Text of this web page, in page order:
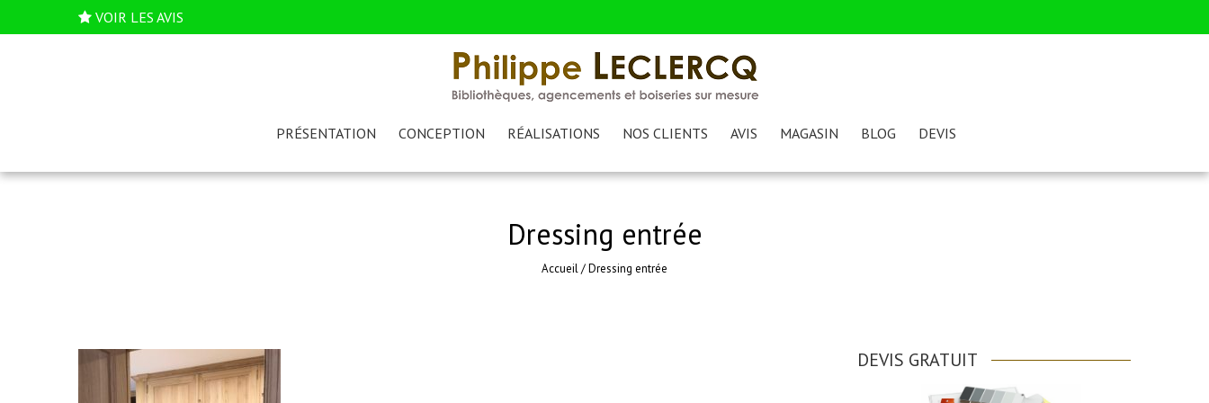
VOIR LES AVIS
PRÉSENTATION CONCEPTION RÉALISATIONS NOS CLIENTS AVIS MAGASIN BLOG DEVIS
Dressing entrée
Accueil/Dressing entrée
DEVIS GRATUIT